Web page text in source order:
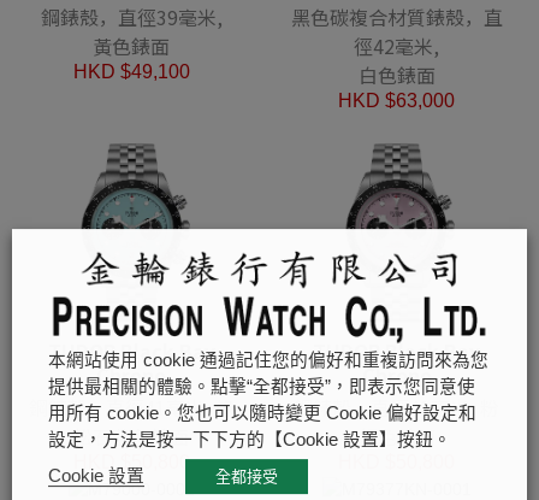
鋼錶殼，直徑39毫米,
黃色錶面
HKD $49,100
黑色碳複合材質錶殼，直
徑42毫米,
白色錶面
HKD $63,000
TUDOR Black Bay
Chrono
鋼錶殼，直徑41毫米, 綠
松石藍色錶面
HKD $ 50,800
TUDOR Black Bay
Chrono
鋼錶殼，直徑41毫米, 粉
紅色錶面
本網站使用 cookie 通過記住您的偏好和重複訪問來為您
提供最相關的體驗。點擊“全都接受”，即表示您同意使
用所有 cookie。您也可以隨時變更 Cookie 偏好設定和
設定，方法是按一下下方的【Cookie 設置】按鈕。
Cookie 設置
全都接受